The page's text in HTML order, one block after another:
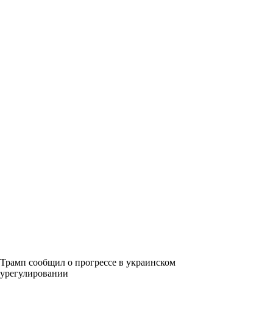
Трамп сообщил о прогрессе в украинском
урегулировании